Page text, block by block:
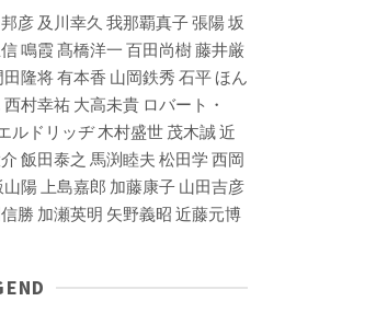
彦 及川幸久 我那覇真子張陽坂
鳴霞 髙橋洋一 百田尚樹藤井厳
田隆将有本香 山岡鉄秀 石平 ほん
西村幸祐 大高未貴 ロバート・
ルドリッヂ木村盛世 茂木誠近
飯田泰之 馬渕睦夫 松田学 西岡
山陽上島嘉郎 加藤康子 山田吉彦
勝 加瀬英明 矢野義昭 近藤元博